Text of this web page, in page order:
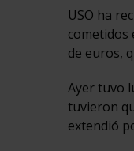
USO ha
cometidos
de euros,
Ayer tuvo
tuvieron
extendió